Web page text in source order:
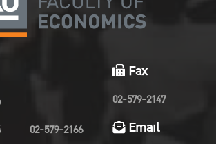
02-579-2166
Fax
02-579-2147
Email